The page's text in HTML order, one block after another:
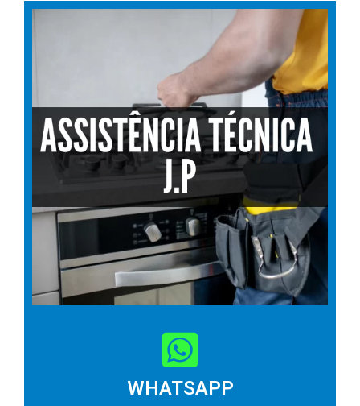
WHATSAPP